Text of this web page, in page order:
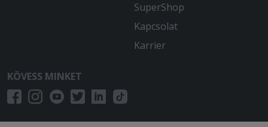
SuperShop
Kapcsolat
Karrier
KÖVESS MINKET